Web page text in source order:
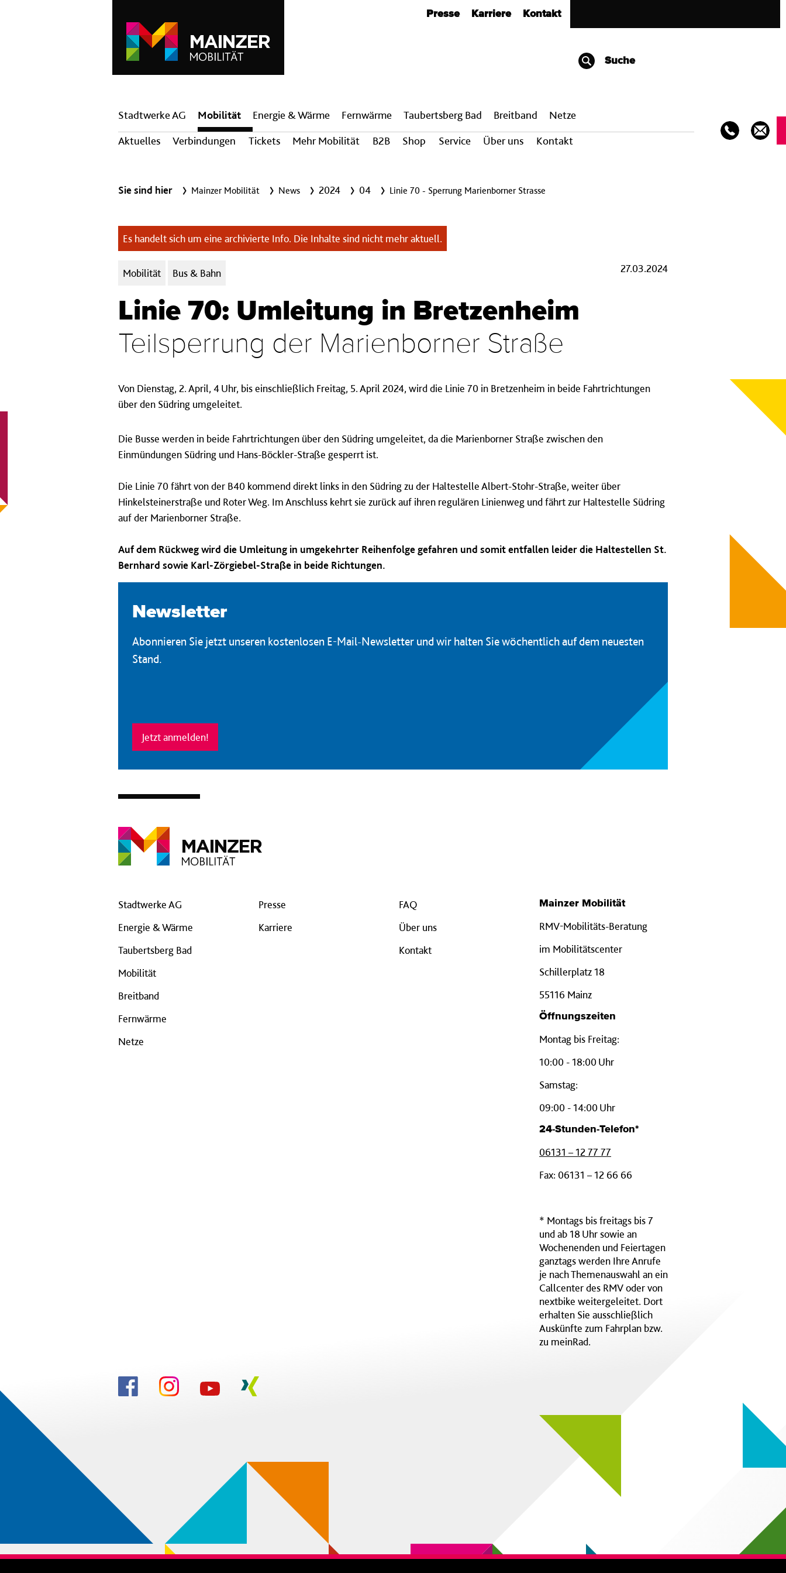
Presse Karriere Kontakt
Suche
Hauptnavigation
Stadtwerke AG
Mobilität
Aktuelles
Verbindungen Tickets Mehr Mobilität B2B Shop Service Über uns Kontakt
Energie & Wärme Fern­wärme Taubertsberg Bad Breit­band Netze
Sie sind hier Mainzer Mobilität News 2024 04 Linie 70 - Sperrung Marienborner Strasse
Es handelt sich um eine archivierte Info. Die Inhalte sind nicht mehr aktuell.
Kategorien:
Mobilität Bus & Bahn 27.03.2024
Linie 70: Umleitung in Bretzenheim
Teilsperrung der Marienborner Straße
Von Dienstag, 2. April, 4 Uhr, bis einschließlich Freitag, 5. April 2024, wird die Linie 70 in Bretzenheim in beide Fahrtrichtungen
über den Südring umgeleitet.
Die Busse werden in beide Fahrtrichtungen über den Südring umgeleitet, da die Marienborner Straße zwischen den
Einmündungen Südring und Hans-Böckler-Straße gesperrt ist.
Die Linie 70 fährt von der B40 kommend direkt links in den Südring zu der Haltestelle Albert-Stohr-Straße, weiter über
Hinkelsteinerstraße und Roter Weg. Im Anschluss kehrt sie zurück auf ihren regulären Linienweg und fährt zur Haltestelle Südring
auf der Marienborner Straße.
Auf dem Rückweg wird die Umleitung in umgekehrter Reihenfolge gefahren und somit entfallen leider die Haltestellen St.
Bernhard sowie Karl-Zörgiebel-Straße in beide Richtungen.
Newsletter
Abonnieren Sie jetzt unseren kostenlosen E-Mail-Newsletter und wir halten Sie wöchentlich auf dem neuesten
Stand.
Jetzt anmelden!
Stadtwerke AG
Energie & Wärme
Taubertsberg Bad
Mobilität
Breitband
Fernwärme
Netze
Presse
Karriere
FAQ
Über uns
Kontakt
Mainzer Mobilität
RMV-Mobilitäts-Beratung
im Mobilitätscenter
Schillerplatz 18
55116 Mainz
Öffnungszeiten
Montag bis Freitag:
10:00 - 18:00 Uhr
Samstag:
09:00 - 14:00 Uhr
24-Stunden-Telefon*
06131 – 12 77 77
Fax: 06131 – 12 66 66
* Montags bis freitags bis 7
und ab 18 Uhr sowie an
Wochenenden und Feiertagen
ganztags werden Ihre Anrufe
je nach Themenauswahl an ein
Callcenter des RMV oder von
nextbike weitergeleitet. Dort
erhalten Sie ausschließlich
Auskünfte zum Fahrplan bzw.
zu meinRad.